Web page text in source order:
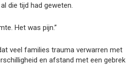
die tijd had geweten.
Het was pijn.”
veel families trauma verwarren met
en afstand met een gebrek